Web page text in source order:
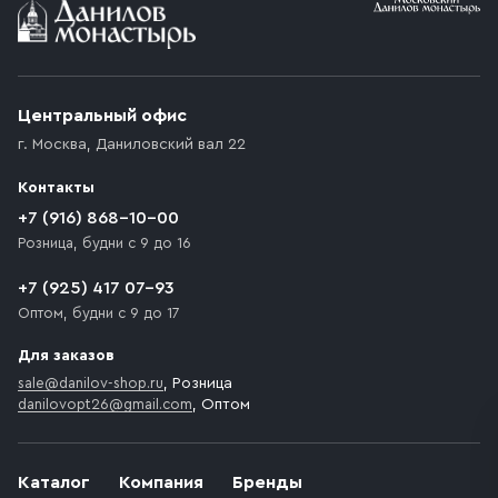
Условия доставки
возникают препятствия для подъезда автомобиля,
которое максимально близко к месту запланированной
движения. Если на территории места назначения
доставки предусмотрен платный въезд, то Покупателю
необходимо компенсировать стоимость въезда
Каталог Компания Бренды
Центральный офис
г. Москва, Даниловский вал 22
Контакты
+7 (916) 868-10-00
Розница, будни с 9 до 16
+7 (925) 417 07-93
Оптом, будни с 9 до 17
Для заказов
sale@danilov-shop.ru, Розница
danilovopt26@gmail.com, Оптом